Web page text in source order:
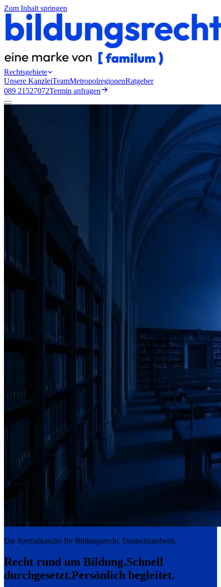
Zum Inhalt springen
Rechtsgebiete
Unsere KanzleiTeamMetropolregionenRatgeber
089 21527072Termin anfragen
Die Spezialkanzlei für Bildungsrecht. Deutschlandweit.
Recht rund um Bildung.Schnell
durchgesetzt.Persönlich begleitet.